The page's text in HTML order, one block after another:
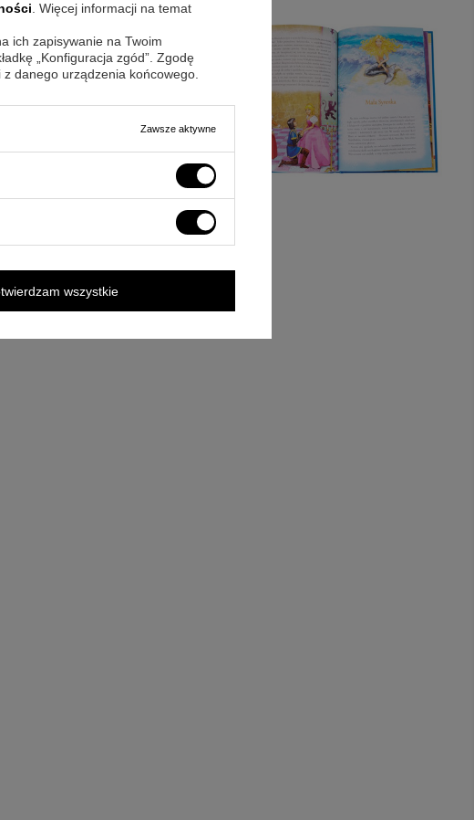
. Więcej informacji na temat
ich zapisywanie na Twoim
„Konfiguracja zgód”. Zgodę
danego urządzenia końcowego.
Zawsze aktywne
wszystkie